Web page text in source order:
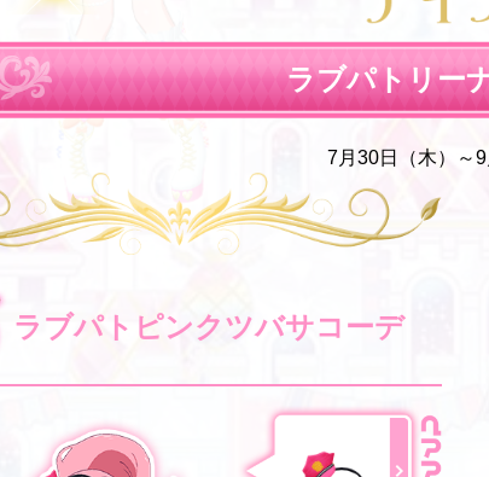
ラブパトリー
7月30日（木）～9
ラブパトピンクツバサコーデ